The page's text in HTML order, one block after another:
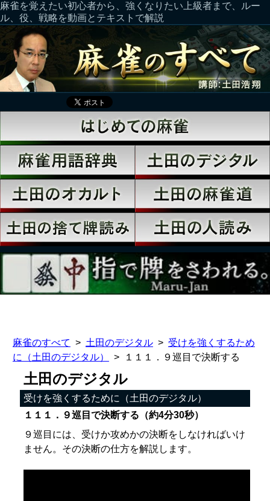
麻雀を覚えたい初心者から、強くなりたい上級者まで、ルー
ル、役、戦略を動画とテキストで解説
麻雀のすべて 土田のデジタル
受けを強くするため
に（土田のデジタル）
１１１．９巡目で決断する
土田のデジタル
受けを強くするために（土田のデジタル）
１１１．９巡目で決断する（約4分30秒）
９巡目には、受けか攻めかの決断をしなければいけ
ません。その決断の仕方を解説します。